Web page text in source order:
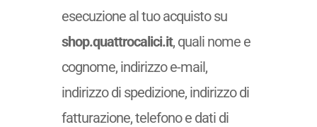
esecuzione al tuo acquisto su
shop.quattrocalici.it, quali nome e
cognome, indirizzo e-mail,
indirizzo di spedizione, indirizzo di
fatturazione, telefono e dati di